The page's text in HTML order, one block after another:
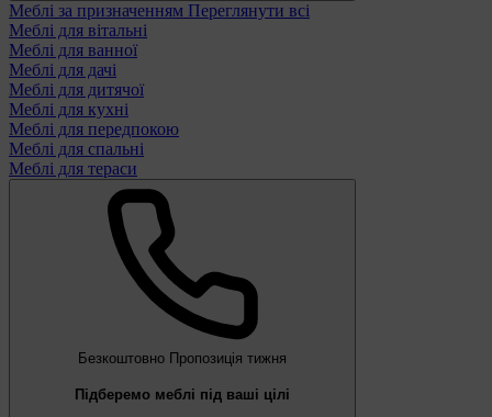
Меблі за призначенням Переглянути всі
Меблі для вітальні
Меблі для ванної
Меблі для дачі
Меблі для дитячої
Меблі для кухні
Меблі для передпокою
Меблі для спальні
Меблі для тераси
Безкоштовно Пропозиція тижня
Підберемо меблі під ваші цілі